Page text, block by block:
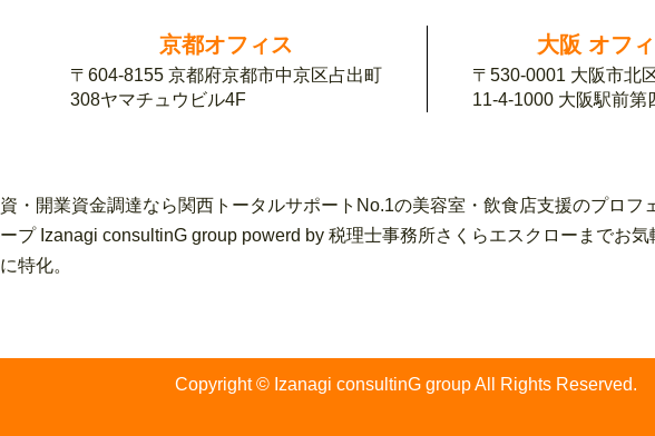
京都オフィス
〒604-8155 京都府京都市中京区占出町
308ヤマチュウビル4F
大阪 オフ
〒530-0001 大阪市北
11-4-1000 大阪駅前第
・開業資金調達なら関西トータルサポートNo.1の美容室・飲食店支援のプロ
プ Izanagi consultinG group powerd by 税理士事務所さくらエスクローまでお
特化。
Copyright © Izanagi consultinG group All Rights Reserved.